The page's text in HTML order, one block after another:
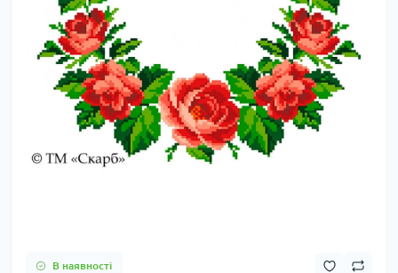
В наявності